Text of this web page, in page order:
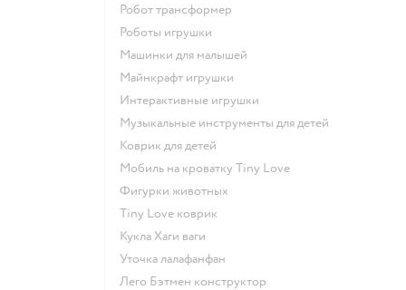
Робот трансформер
Роботы игрушки
Машинки для малышей
Майнкрафт игрушки
Интерактивные игрушки
Музыкальные инструменты для детей
Коврик для детей
Мобиль на кроватку Tiny Love
Фигурки животных
Tiny Love коврик
Кукла Хаги ваги
Уточка лалафанфан
Лего Бэтмен конструктор